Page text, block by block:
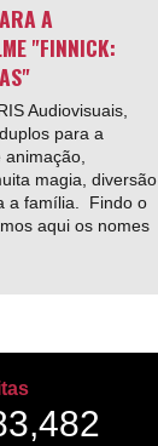
A
"FINNICK:
Audiovisuais,
para a
magia, diversão
a família. Findo o
aqui os nomes